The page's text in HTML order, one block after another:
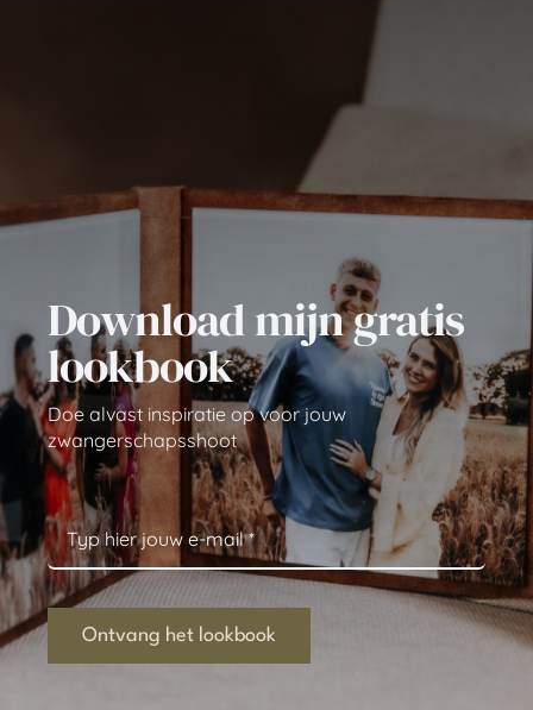
Download mijn gratis
lookbook
Doe alvast inspiratie op voor jouw
zwangerschapsshoot
Ontvang het lookbook